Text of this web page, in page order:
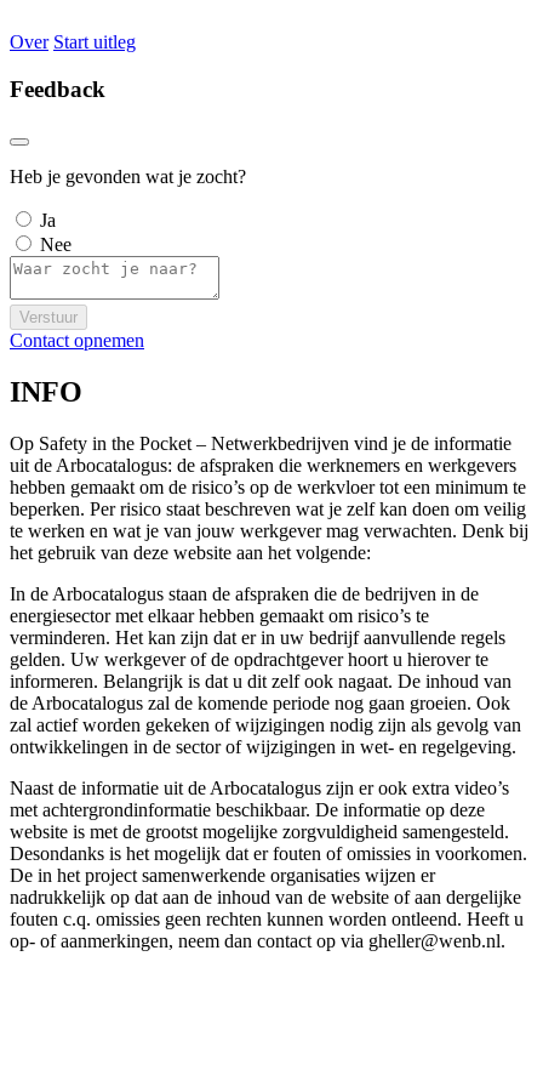
Over Start uitleg
Feedback
Heb je gevonden wat je zocht?
Ja
Nee
Verstuur
Contact opnemen
INFO
Op Safety in the Pocket – Netwerkbedrijven vind je de informatie
uit de Arbocatalogus: de afspraken die werknemers en werkgevers
hebben gemaakt om de risico’s op de werkvloer tot een minimum te
beperken. Per risico staat beschreven wat je zelf kan doen om veilig
te werken en wat je van jouw werkgever mag verwachten. Denk bij
het gebruik van deze website aan het volgende:
In de Arbocatalogus staan de afspraken die de bedrijven in de
energiesector met elkaar hebben gemaakt om risico’s te
verminderen. Het kan zijn dat er in uw bedrijf aanvullende regels
gelden. Uw werkgever of de opdrachtgever hoort u hierover te
informeren. Belangrijk is dat u dit zelf ook nagaat. De inhoud van
de Arbocatalogus zal de komende periode nog gaan groeien. Ook
zal actief worden gekeken of wijzigingen nodig zijn als gevolg van
ontwikkelingen in de sector of wijzigingen in wet- en regelgeving.
Naast de informatie uit de Arbocatalogus zijn er ook extra video’s
met achtergrondinformatie beschikbaar. De informatie op deze
website is met de grootst mogelijke zorgvuldigheid samengesteld.
Desondanks is het mogelijk dat er fouten of omissies in voorkomen.
De in het project samenwerkende organisaties wijzen er
nadrukkelijk op dat aan de inhoud van de website of aan dergelijke
fouten c.q. omissies geen rechten kunnen worden ontleend. Heeft u
op- of aanmerkingen, neem dan contact op via gheller@wenb.nl.